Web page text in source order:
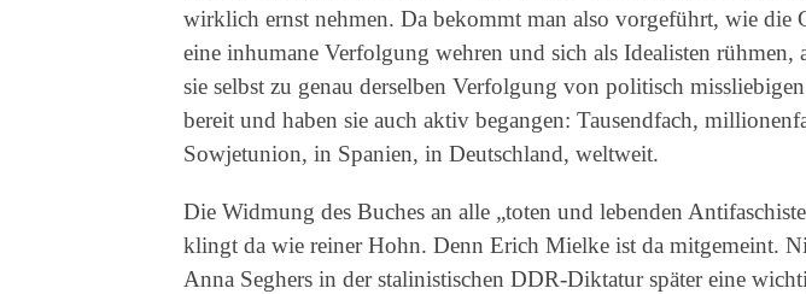
wirklich ernst nehmen. Da bekommt man also vorgeführt, wie die
eine inhumane Verfolgung wehren und sich als Idealisten rühmen,
sie selbst zu genau derselben Verfolgung von politisch
bereit und haben sie auch aktiv begangen: Tausendfach,
Sowjetunion, in Spanien, in Deutschland, weltweit.
Die Widmung des Buches an alle „toten und lebenden
klingt da wie reiner Hohn. Denn Erich Mielke ist da mitgemeint.
Anna Seghers in der stalinistischen DDR-Diktatur später eine